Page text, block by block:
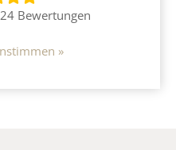
Bewertungen
»